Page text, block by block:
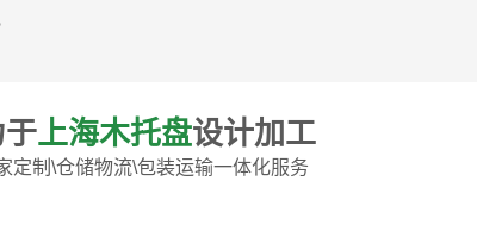
上海木托盘设计加工
定制\仓储物流\包装运输一体化服务